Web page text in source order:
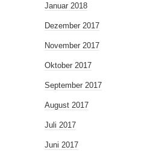
Januar 2018
Dezember 2017
November 2017
Oktober 2017
September 2017
August 2017
Juli 2017
Juni 2017